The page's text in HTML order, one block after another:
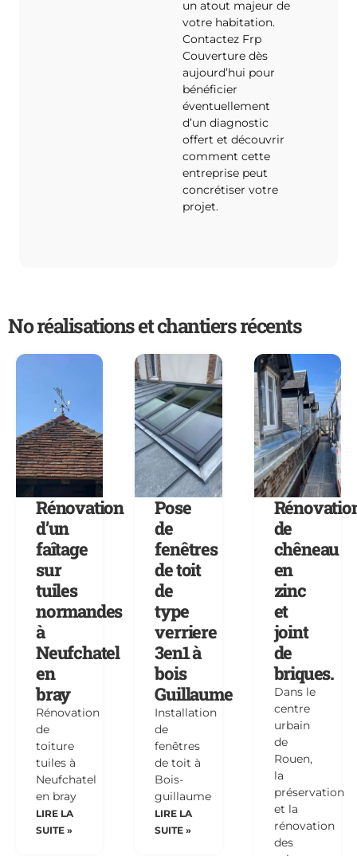
un atout majeur de
votre habitation.
Contactez Frp
Couverture dès
aujourd’hui pour
bénéficier
éventuellement
d’un diagnostic
offert et découvrir
comment cette
entreprise peut
concrétiser votre
projet.
No réalisations et chantiers récents
Rénovation
d’un
faîtage
sur
tuiles
normandes
à
Neufchatel
en
bray
Rénovation
de
toiture
tuiles à
Neufchatel
en bray
LIRE LA
SUITE »
Pose
de
fenêtres
de toit
de
type
verriere
3en1 à
bois
Guillaume
Installation
de
fenêtres
de toit à
Bois-
guillaume
LIRE LA
SUITE »
de
chêneau
en
zinc
et
joint
de
briques.
Dans le
centre
urbain
de
Rouen,
la
préservation
et la
rénovation
des